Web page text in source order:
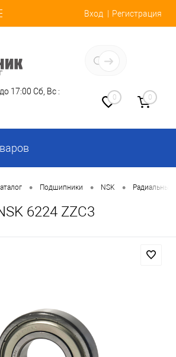
Вход Регистрация
17:00 Сб, Вс :
0 0
• Подшипники • NSK •
6224 ZZC3